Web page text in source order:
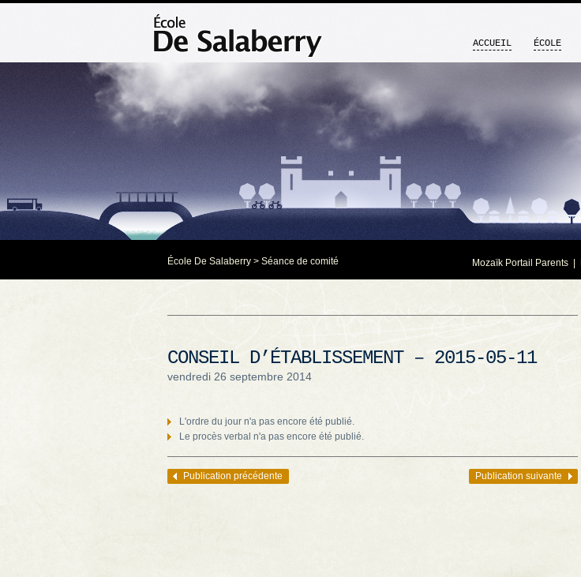
ACCUEIL ÉCOLE
École De Salaberry > Séance de comité Mozaïk Portail Parents
CONSEIL D’ÉTABLISSEMENT – 2015-05-11
vendredi 26 septembre 2014
L'ordre du jour n'a pas encore été publié.
Le procès verbal n'a pas encore été publié.
Navigation des articles
Publication précédente Publication suivante